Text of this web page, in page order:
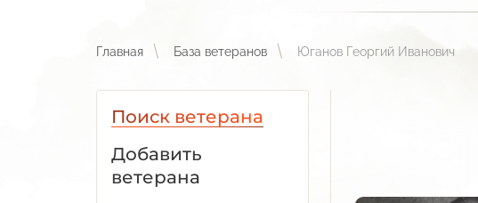
Главная База ветеранов Юганов Георгий Иванович
Поиск ветерана
Добавить
ветерана